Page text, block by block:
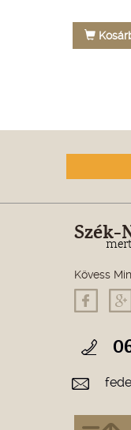
Szék-
Kövess